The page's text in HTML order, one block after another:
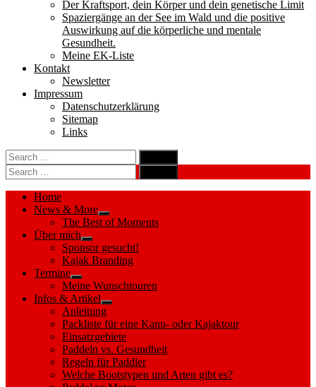
Der Kraftsport, dein Körper und dein genetische Limit
Spaziergänge an der See im Wald und die positive
Auswirkung auf die körperliche und mentale
Gesundheit.
Meine EK-Liste
Kontakt
Newsletter
Impressum
Datenschutzerklärung
Sitemap
Links
Search
for:
Search
Search
for:
Search
Home
News & More
Show
sub
The Best of Moments
Über mich
Show
sub
menu
Sponsor gesucht!
Kajak Branding
Termine
Show
sub
menu
Meine Wunschtouren
Infos & Artikel
Show
sub
menu
Anleitung
Packliste für eine Kanu- oder Kajaktour
Einsatzgebiete
Paddeln vs. Gesundheit
Regeln für Paddler
Welche Bootstypen und Arten gibt es?